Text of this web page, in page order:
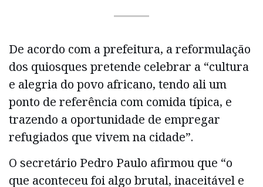
De acordo com a prefeitura, a reformulação
dos quiosques pretende celebrar a “cultura
e alegria do povo africano, tendo ali um
ponto de referência com comida típica, e
trazendo a oportunidade de empregar
refugiados que vivem na cidade”.
O secretário Pedro Paulo afirmou que “o
que aconteceu foi algo brutal, inaceitável e